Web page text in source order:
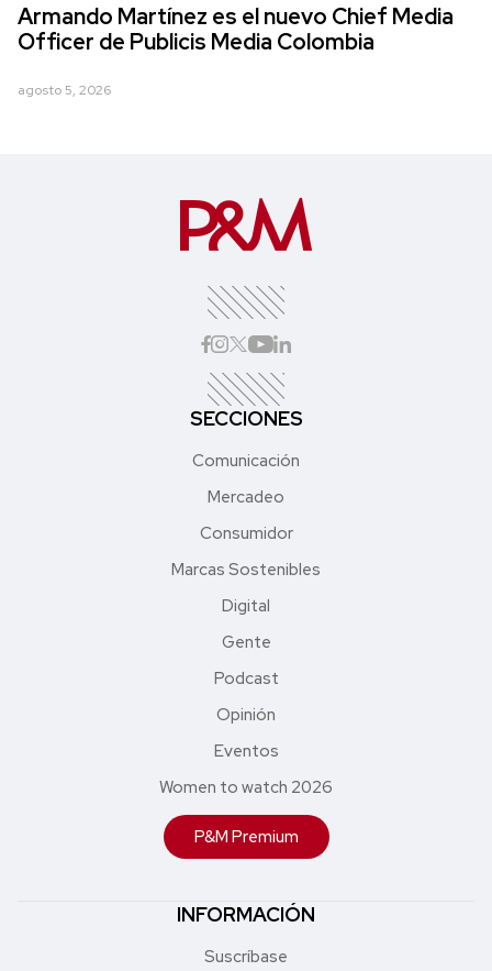
Armando Martínez es el nuevo Chief Media
Officer de Publicis Media Colombia
agosto 5, 2026
SECCIONES
Comunicación
Mercadeo
Consumidor
Marcas Sostenibles
Digital
Gente
Podcast
Opinión
Eventos
Women to watch 2026
P&M Premium
INFORMACIÓN
Suscríbase